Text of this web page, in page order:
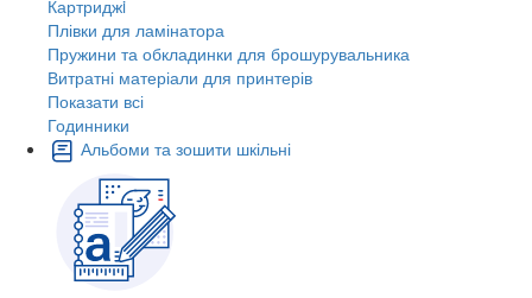
Картриджi
Плівки для ламінатора
Пружини та обкладинки для брошурувальника
Витратні матеріали для принтерів
Показати всі
Годинники
Альбоми та зошити шкільні